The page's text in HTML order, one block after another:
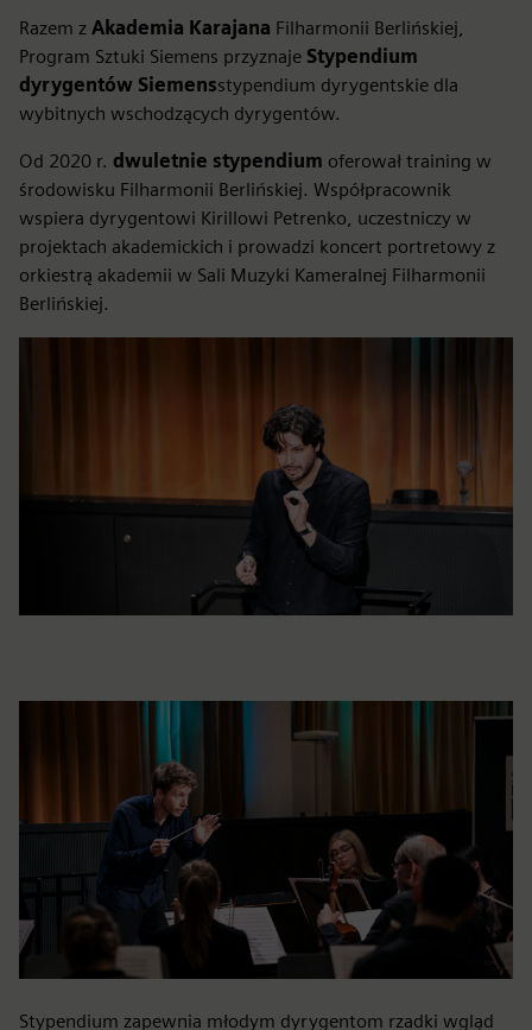
Razem z Akademia Karajana Filharmonii Berlińskiej,
Program Sztuki Siemens przyznaje Stypendium
dyrygentów Siemensstypendium dyrygentskie dla
wybitnych wschodzących dyrygentów.
Od 2020 r. dwuletnie stypendium oferował training w
środowisku Filharmonii Berlińskiej. Współpracownik
wspiera dyrygentowi Kirillowi Petrenko, uczestniczy w
projektach akademickich i prowadzi koncert portretowy z
orkiestrą akademii w Sali Muzyki Kameralnej Filharmonii
Berlińskiej.
Stypendium zapewnia młodym dyrygentom rzadki wgląd